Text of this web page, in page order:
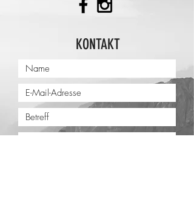
KONTAKT